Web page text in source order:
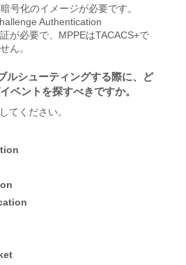
号化のイメージが必要です。
Authentication
が必要で、MPPEはTACACS+で
ん。
ルシューティングする際に、ど
ベントを探すべきですか。
てください。